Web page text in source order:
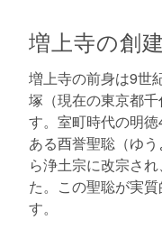
増上寺の創
増上寺の前身は9世
塚（現在の東京都
す。室町時代の明
ある酉誉聖聡（ゆ
ら浄土宗に改宗さ
た。この聖聡が実
す。